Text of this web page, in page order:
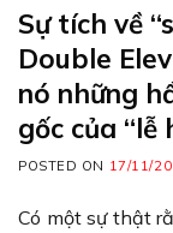
Sự tích về
Double
nó những
gốc của “lễ
POSTED ON 17/11/
Có một sự thật